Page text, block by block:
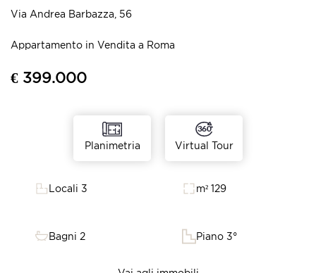
Via Andrea Barbazza, 56
Appartamento in Vendita a Roma
€ 399.000
Planimetria Virtual Tour
Locali 3 m² 129
Bagni 2 Piano 3°